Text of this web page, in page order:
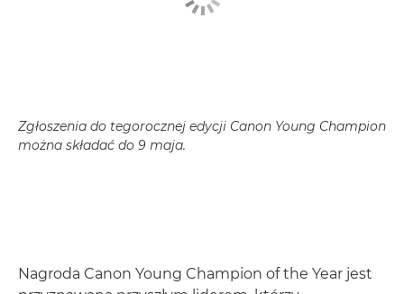
Zgłoszenia do tegorocznej edycji Canon Young Champion
można składać do 9 maja.
Nagroda Canon Young Champion of the Year jest